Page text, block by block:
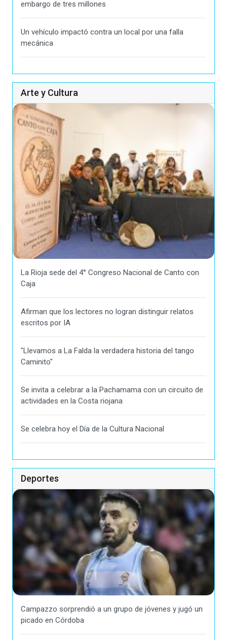
embargo de tres millones
Un vehículo impactó contra un local por una falla
mecánica
Arte y Cultura
La Rioja sede del 4° Congreso Nacional de Canto con
Caja
Afirman que los lectores no logran distinguir relatos
escritos por IA
"Llevamos a La Falda la verdadera historia del tango
Caminito"
Se invita a celebrar a la Pachamama con un circuito de
actividades en la Costa riojana
Se celebra hoy el Día de la Cultura Nacional
Deportes
Campazzo sorprendió a un grupo de jóvenes y jugó un
picado en Córdoba